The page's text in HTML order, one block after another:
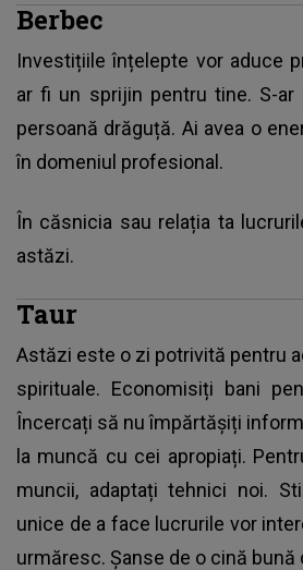
Berbec
Investițiile înțelepte vor aduce
ar fi un sprijin pentru tine. S-
persoană drăguță. Ai avea o
în domeniul profesional.
În căsnicia sau relația ta
astăzi.
Taur
Astăzi este o zi potrivită pentru
spirituale. Economisiți bani
Încercați să nu împărtășiți
la muncă cu cei apropiați.
muncii, adaptați tehnici noi.
unice de a face lucrurile vor
urmăresc. Șanse de o cină bună